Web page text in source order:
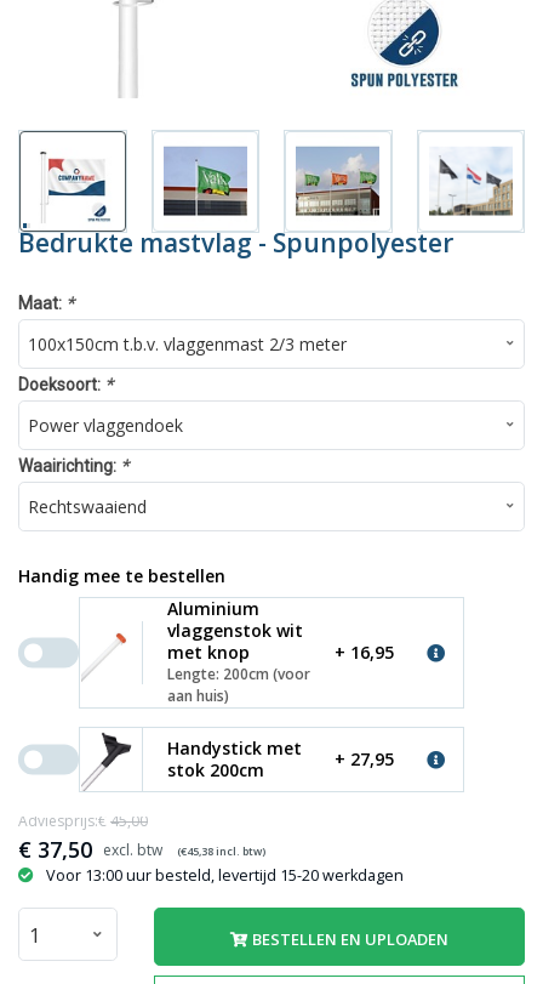
Bedrukte mastvlag - Spunpolyester
Maat: *
Doeksoort: *
Waairichting: *
Handig mee te bestellen
Aluminium
vlaggenstok wit
met knop
Lengte: 200cm (voor
aan huis)
+ 16,95
Handystick met
stok 200cm
+ 27,95
€ 37,50 (€45,38incl. btw)
Adviesprijs:€ 45,00
Voor 13:00 uur besteld, levertijd 15-20 werkdagen
BESTELLEN EN UPLOADEN